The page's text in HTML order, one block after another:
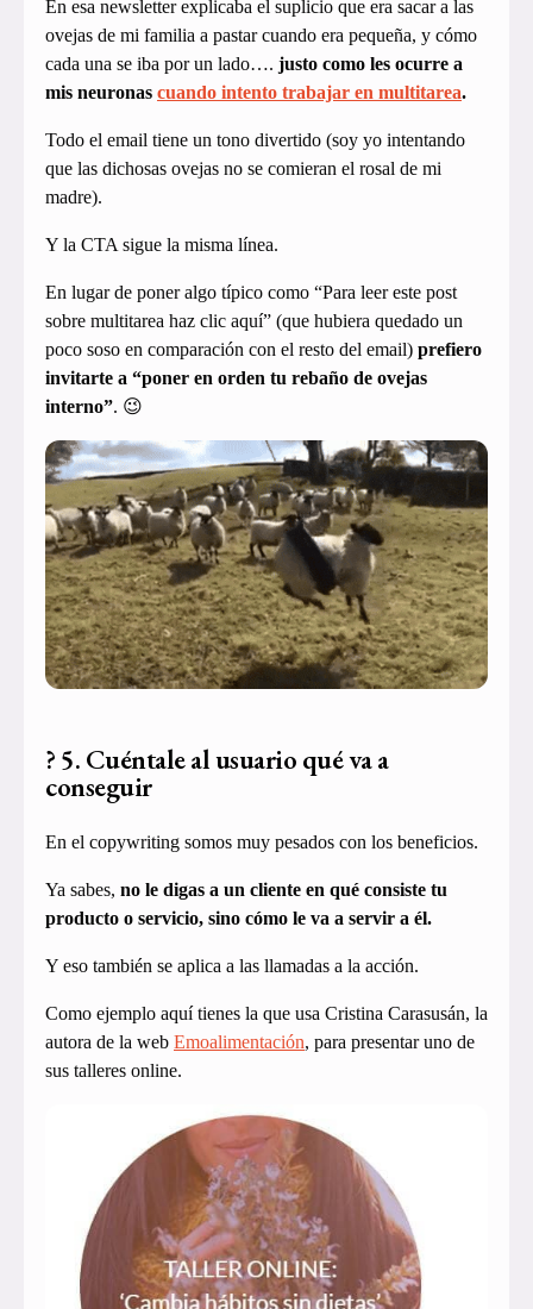
En esa newsletter explicaba el suplicio que era sacar a las
ovejas de mi familia a pastar cuando era pequeña, y cómo
cada una se iba por un lado…. justo como les ocurre a
mis neuronas cuando intento trabajar en multitarea.
Todo el email tiene un tono divertido (soy yo intentando
que las dichosas ovejas no se comieran el rosal de mi
madre).
Y la CTA sigue la misma línea.
En lugar de poner algo típico como “Para leer este post
sobre multitarea haz clic aquí” (que hubiera quedado un
poco soso en comparación con el resto del email) prefiero
invitarte a “poner en orden tu rebaño de ovejas
interno”. 😉
? 5. Cuéntale al usuario qué va a
conseguir
En el copywriting somos muy pesados con los beneficios.
Ya sabes, no le digas a un cliente en qué consiste tu
producto o servicio, sino cómo le va a servir a él.
Y eso también se aplica a las llamadas a la acción.
Como ejemplo aquí tienes la que usa Cristina Carasusán, la
autora de la web Emoalimentación, para presentar uno de
sus talleres online.